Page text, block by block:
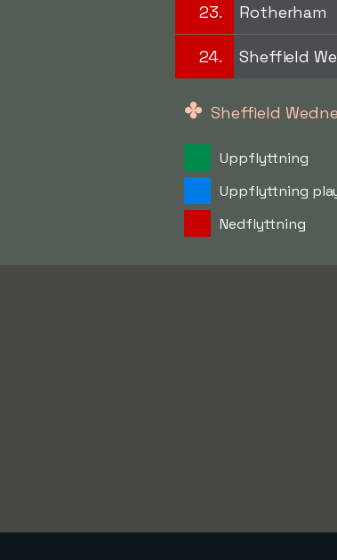
23. Rotherham
24. Sheffield
✤ Sheffield
Uppflyttning
Uppflyttning
Nedflyttning